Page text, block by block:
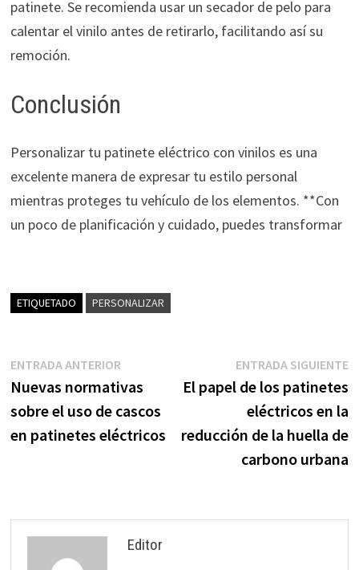
patinete. Se recomienda usar un secador de pelo para
calentar el vinilo antes de retirarlo, facilitando así su
remoción.
Conclusión
Personalizar tu patinete eléctrico con vinilos es una
excelente manera de expresar tu estilo personal
mientras proteges tu vehículo de los elementos. **Con
un poco de planificación y cuidado, puedes transformar
ETIQUETADO PERSONALIZAR
Navegación
de
entradas
ENTRADA ANTERIOREntrada
anterior:
Nuevas normativas
sobre el uso de cascos
en patinetes eléctricos
ENTRADA SIGUIENTE
El papel de los patinetes
eléctricos en la
reducción de la huella de
carbono urbana
Editor